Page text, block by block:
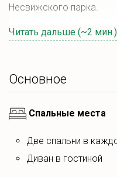
Несвижского парка.
Находимся в трех
Место, где становится
Мы вас убедили? Мы
Основное
В отдалении от
удобства для
Читать дальше (~2 мин.)
Основное
Спальные места
Две спальни в
Диван в гостиной